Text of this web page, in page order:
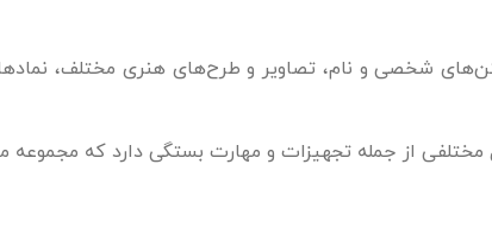
شخصی و نام، تصاویر و طرح‌های هنری مختلف،
از جمله تجهیزات و مهارت بستگی دارد که مجموعه